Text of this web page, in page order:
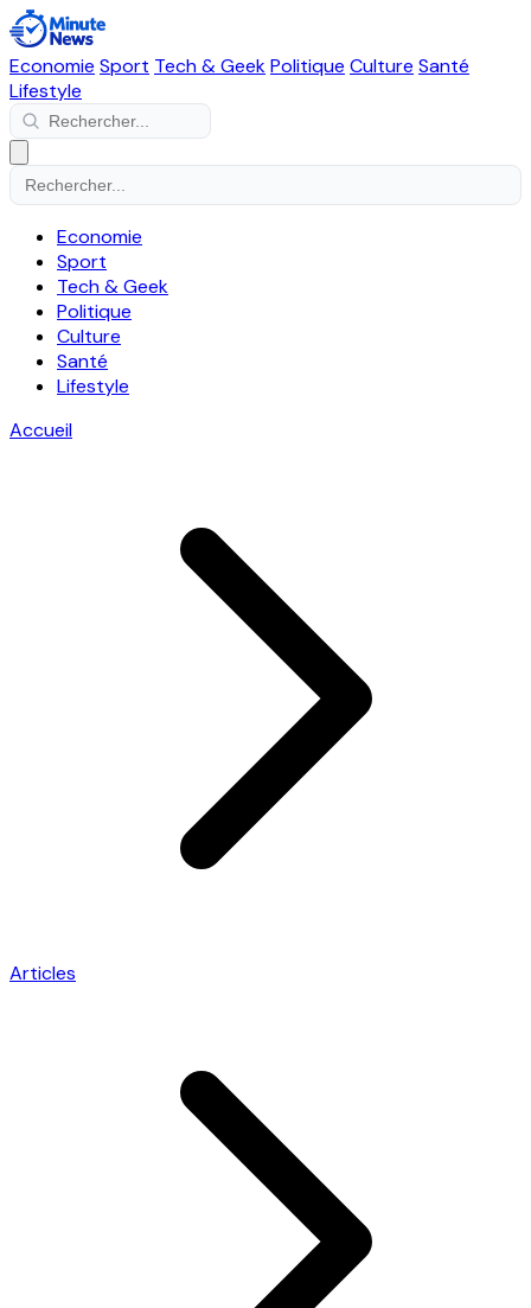
Economie Sport Tech & GeekPolitique Culture Santé
Lifestyle
Economie
Sport
Tech & Geek
Politique
Culture
Santé
Lifestyle
Accueil
Articles